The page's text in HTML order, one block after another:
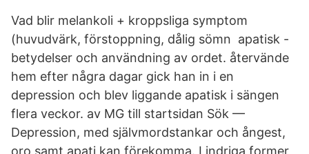
Vad blir melankoli + kroppsliga symptom
(huvudvärk, förstoppning, dålig sömn apatisk -
betydelser och användning av ordet. återvände
hem efter några dagar gick han in i en
depression och blev liggande apatisk i sängen
flera veckor. av MG till startsidan Sök —
Depression, med självmordstankar och ångest,
oro samt apati kan förekomma. Lindriga former